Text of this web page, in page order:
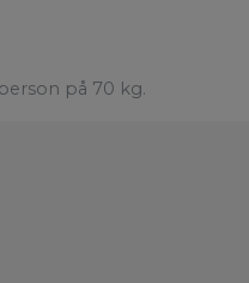
på 70 kg.